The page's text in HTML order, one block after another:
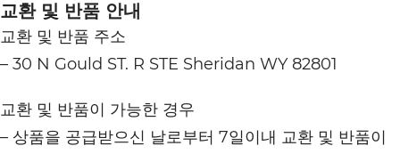
교환 및 반품 안내
교환 및 반품 주소
– 30 N Gould ST. R STE Sheridan WY 82801
교환 및 반품이 가능한 경우
– 상품을 공급받으신 날로부터 7일이내 교환 및 반품이